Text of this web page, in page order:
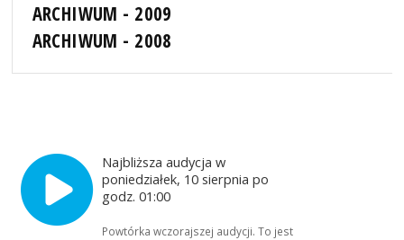
ARCHIWUM - 2009
ARCHIWUM - 2008
Najbliższa audycja w
poniedziałek, 10 sierpnia po
godz. 01:00
Powtórka wczorajszej audycji. To jest